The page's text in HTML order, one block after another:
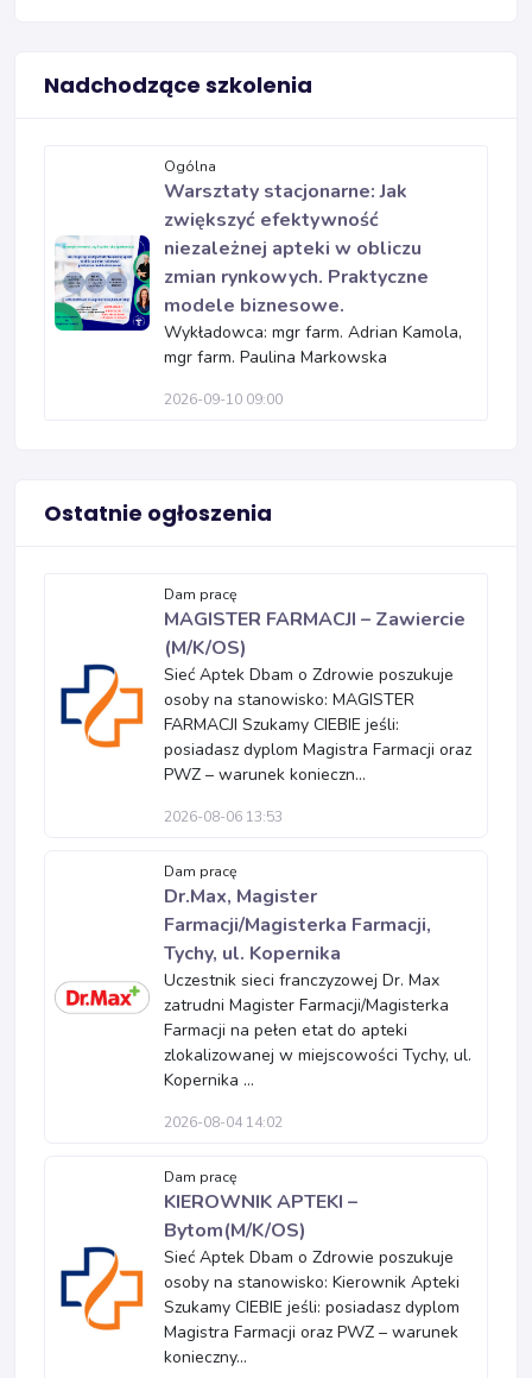
Nadchodzące szkolenia
Ogólna
Warsztaty stacjonarne: Jak
zwiększyć efektywność
niezależnej apteki w obliczu
zmian rynkowych. Praktyczne
modele biznesowe.
Wykładowca: mgr farm. Adrian Kamola,
mgr farm. Paulina Markowska
2026-09-10 09:00
Ostatnie ogłoszenia
Dam pracę
MAGISTER FARMACJI – Zawiercie
(M/K/OS)
Sieć Aptek Dbam o Zdrowie poszukuje
osoby na stanowisko: MAGISTER
FARMACJI Szukamy CIEBIE jeśli:
posiadasz dyplom Magistra Farmacji oraz
PWZ – warunek konieczn...
2026-08-06 13:53
Dam pracę
Dr.Max, Magister
Farmacji/Magisterka Farmacji,
Tychy, ul. Kopernika
Uczestnik sieci franczyzowej Dr. Max
zatrudni Magister Farmacji/Magisterka
Farmacji na pełen etat do apteki
zlokalizowanej w miejscowości Tychy, ul.
Kopernika ...
2026-08-04 14:02
Dam pracę
KIEROWNIK APTEKI –
Bytom(M/K/OS)
Sieć Aptek Dbam o Zdrowie poszukuje
osoby na stanowisko: Kierownik Apteki
Szukamy CIEBIE jeśli: posiadasz dyplom
Magistra Farmacji oraz PWZ – warunek
konieczny...